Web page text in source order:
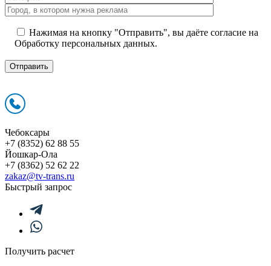
Нажимая на кнопку "Отправить", вы даёте согласие на
Обработку персональных данных.
Чебоксары
+7 (8352) 62 88 55
Йошкар-Ола
+7 (8362) 52 62 22
zakaz@tv-trans.ru
Быстрый запрос
Получить расчет